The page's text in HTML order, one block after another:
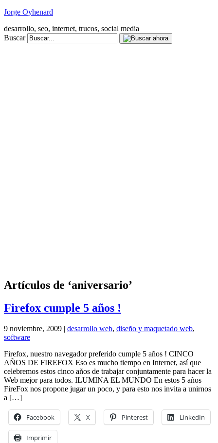
Jorge Oyhenard
desarrollo, seo, internet, trucos, social media
Buscar
Artículos de ‘aniversario’
Firefox cumple 5 años !
9 noviembre, 2009 | desarrollo web, diseño y maquetado web,
software
Firefox, nuestro navegador preferido cumple 5 años ! CINCO
AÑOS DE FIREFOX Eso es mucho tiempo en Internet, así que
celebremos estos cinco años de trabajar conjuntamente para hacer la
Web mejor para todos. ILUMINA EL MUNDO En estos 5 años
FireFox nos propone jugar un poco, y para esto nos invita a unirnos
a […]
Facebook X Pinterest LinkedIn
Imprimir